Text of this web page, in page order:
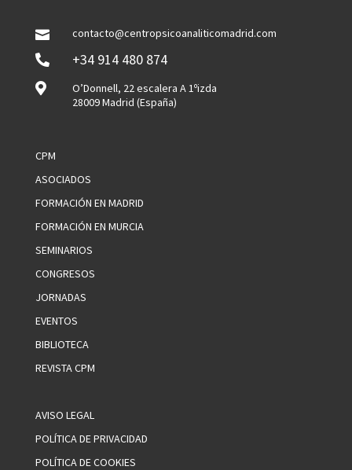

contacto@centropsicoanaliticomadrid.com

+34 914 480 874

O’Donnell, 22 escalera A 1ºizda
28009 Madrid (España)
CPM
ASOCIADOS
FORMACIÓN EN MADRID
FORMACIÓN EN MURCIA
SEMINARIOS
CONGRESOS
JORNADAS
EVENTOS
BIBLIOTECA
REVISTA CPM
AVISO LEGAL
POLÍTICA DE PRIVACIDAD
POLÍTICA DE COOKIES